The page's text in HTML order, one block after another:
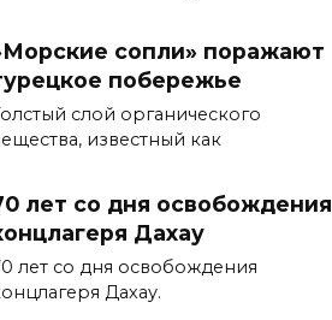
сопли» поражают
побережье
слой органического
известный как
лет со дня освобождения
Дахау
лет со дня освобождения
Дахау.